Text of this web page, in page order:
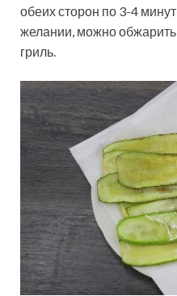
обеих сторон по 3-4
желании, можно обжарить
гриль.